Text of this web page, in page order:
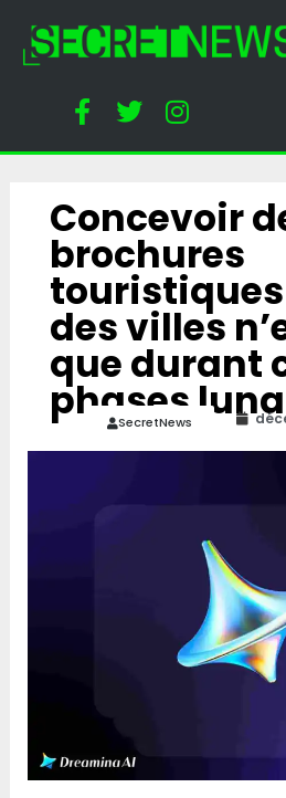
Concevoir
brochures
des villes
que durant
phases
SecretNews